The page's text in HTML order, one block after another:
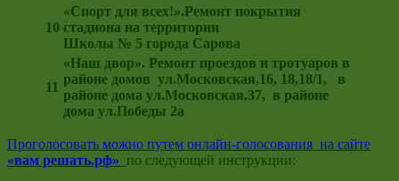
10
«Спорт для всех!».Ремонт покрытия
стадиона на территории
Школы № 5 города Сарова
11
«Наш двор». Ремонт проездов и тротуаров в
районе домов ул.Московская,16, 18,18/1, в
районе дома ул.Московская,37, в районе
дома ул.Победы 2а
Проголосовать можно путем онлайн-голосования на сайте
«вам решать.рф» по следующей инструкции: